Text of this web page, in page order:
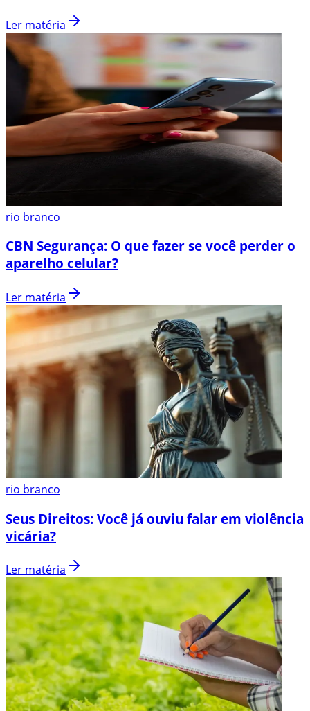
Ler matéria
rio branco
CBN Segurança: O que fazer se você perder o
aparelho celular?
Ler matéria
rio branco
Seus Direitos: Você já ouviu falar em violência
vicária?
Ler matéria